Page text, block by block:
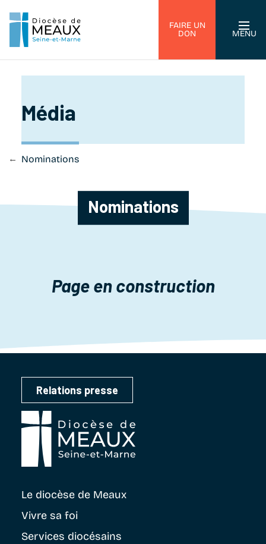
FAIRE UN
DON
MENU
Média
Nominations
Nominations
Page en construction
Relations presse
Le diocèse de Meaux
Vivre sa foi
Services diocésains